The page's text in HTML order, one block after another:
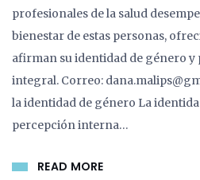
profesionales de la salud
bienestar de estas personas,
afirman su identidad de género y
integral.​ Correo:
la identidad de género La
percepción interna…
READ MORE